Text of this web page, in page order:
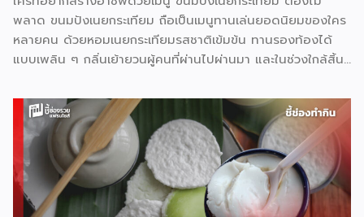
พลาด ขนมปังเนยกระเทียม ถือเป็นเมนูทานเล่นยอดนิยมของใคร
หลายคน ด้วยหอมเนยกระเทียมรสชาติเข้มข้น ทานรองท้องได้
แบบเพลิน ๆ กลิ่นเย้ายวนผู้คนที่ผ่านไปผ่านมา และในช่วงใกล้สิ้น
หลัก ขนมปังแซนด์วิช 480 ก. 40 บาท น้ำตาลทราย 3 กก. 69
บาท พริกไทยป่น 60 ก. 75 บาท กระเทียมจีน 1 กก. 75 บาท เนย
สดเค็ม 500 ก. 105 บาท อุปกรณ์ที่จำเป็น มีดหั่นขนมปัง 150
บาท ถาดอบเล็ก 60 บาท เตาอบเล็ก 1,200 บาท ถุงหูหิ้ว 1.5
กก. 125 บาท ถุงคุกกี้ 500 ก. […]